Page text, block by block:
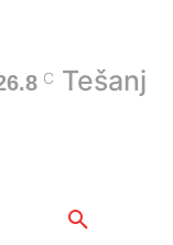
C Tešanj